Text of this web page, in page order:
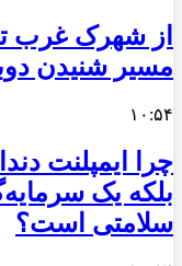
از شهرک غرب
مسیر شنیدن
۱۰:۵۴
چرا ایمپلنت
بلکه یک
سلامتی است؟